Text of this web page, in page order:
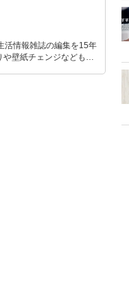
活情報雑誌の編集を15年
壁紙チェンジなどもチ